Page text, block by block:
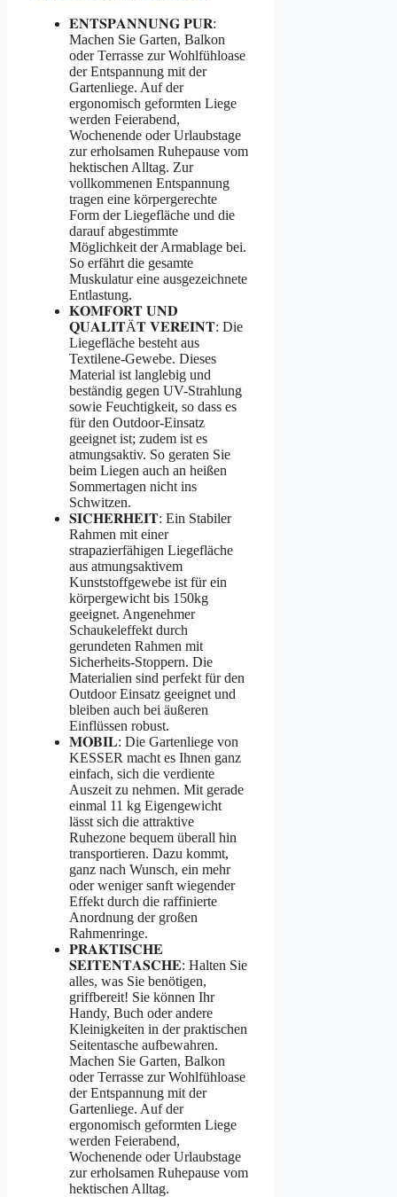
𝐄𝐍𝐓𝐒𝐏𝐀𝐍𝐍𝐔𝐍𝐆 𝐏𝐔𝐑:
Machen Sie Garten, Balkon
oder Terrasse zur Wohlfühloase
der Entspannung mit der
Gartenliege. Auf der
ergonomisch geformten Liege
werden Feierabend,
Wochenende oder Urlaubstage
zur erholsamen Ruhepause vom
hektischen Alltag. Zur
vollkommenen Entspannung
tragen eine körpergerechte
Form der Liegefläche und die
darauf abgestimmte
Möglichkeit der Armablage bei.
So erfährt die gesamte
Muskulatur eine ausgezeichnete
Entlastung.
𝐊𝐎𝐌𝐅𝐎𝐑𝐓 𝐔𝐍𝐃
𝐐𝐔𝐀𝐋𝐈𝐓Ä𝐓 𝐕𝐄𝐑𝐄𝐈𝐍𝐓: Die
Liegefläche besteht aus
Textilene-Gewebe. Dieses
Material ist langlebig und
beständig gegen UV-Strahlung
sowie Feuchtigkeit, so dass es
für den Outdoor-Einsatz
geeignet ist; zudem ist es
atmungsaktiv. So geraten Sie
beim Liegen auch an heißen
Sommertagen nicht ins
Schwitzen.
𝐒𝐈𝐂𝐇𝐄𝐑𝐇𝐄𝐈𝐓: Ein Stabiler
Rahmen mit einer
strapazierfähigen Liegefläche
aus atmungsaktivem
Kunststoffgewebe ist für ein
körpergewicht bis 150kg
geeignet. Angenehmer
Schaukeleffekt durch
gerundeten Rahmen mit
Sicherheits-Stoppern. Die
Materialien sind perfekt für den
Outdoor Einsatz geeignet und
bleiben auch bei äußeren
Einflüssen robust.
𝐌𝐎𝐁𝐈𝐋: Die Gartenliege von
KESSER macht es Ihnen ganz
einfach, sich die verdiente
Auszeit zu nehmen. Mit gerade
einmal 11 kg Eigengewicht
lässt sich die attraktive
Ruhezone bequem überall hin
transportieren. Dazu kommt,
ganz nach Wunsch, ein mehr
oder weniger sanft wiegender
Effekt durch die raffinierte
Anordnung der großen
Rahmenringe.
𝐏𝐑𝐀𝐊𝐓𝐈𝐒𝐂𝐇𝐄
𝐒𝐄𝐈𝐓𝐄𝐍𝐓𝐀𝐒𝐂𝐇𝐄: Halten Sie
alles, was Sie benötigen,
griffbereit! Sie können Ihr
Handy, Buch oder andere
Kleinigkeiten in der praktischen
Seitentasche aufbewahren.
Machen Sie Garten, Balkon
oder Terrasse zur Wohlfühloase
der Entspannung mit der
Gartenliege. Auf der
ergonomisch geformten Liege
werden Feierabend,
Wochenende oder Urlaubstage
zur erholsamen Ruhepause vom
hektischen Alltag.